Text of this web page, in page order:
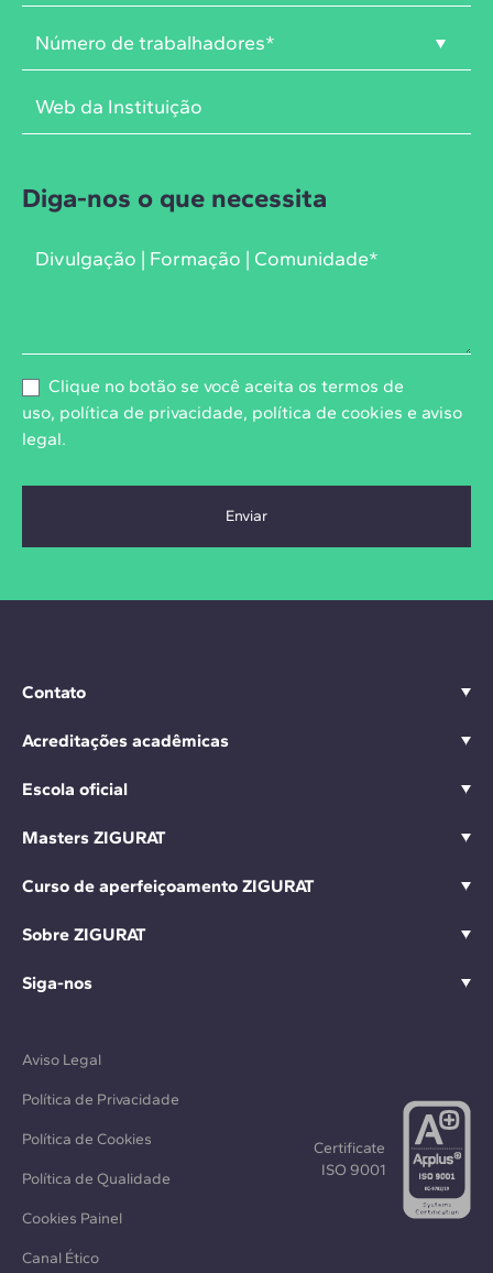
Diga-nos o que necessita
Clique no botão se você aceita os termos de
uso, política de privacidade, política de cookies e aviso
legal.
Contato
Acreditações acadêmicas
Escola oficial
Masters ZIGURAT
Curso de aperfeiçoamento ZIGURAT
Sobre ZIGURAT
Siga-nos
Aviso Legal
Política de Privacidade
Política de Cookies
Política de Qualidade
Cookies Painel
Canal Ético
Certificate
ISO 9001